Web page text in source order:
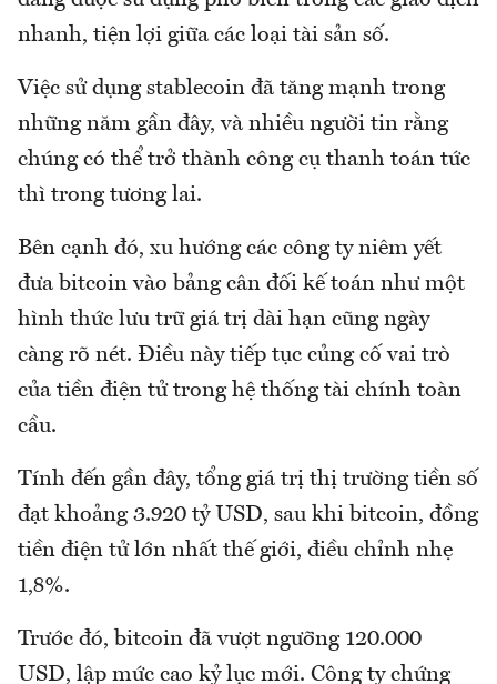
nhanh, tiện lợi giữa các loại tài sản số.
Việc sử dụng stablecoin đã tăng mạnh trong
những năm gần đây, và nhiều người tin rằng
chúng có thể trở thành công cụ thanh toán tức
thì trong tương lai.
Bên cạnh đó, xu hướng các công ty niêm yết
đưa bitcoin vào bảng cân đối kế toán như một
hình thức lưu trữ giá trị dài hạn cũng ngày
càng rõ nét. Điều này tiếp tục củng cố vai trò
của tiền điện tử trong hệ thống tài chính toàn
cầu.
Tính đến gần đây, tổng giá trị thị trường tiền số
đạt khoảng 3.920 tỷ USD, sau khi bitcoin, đồng
tiền điện tử lớn nhất thế giới, điều chỉnh nhẹ
1,8%.
Trước đó, bitcoin đã vượt ngưỡng 120.000
USD, lập mức cao kỷ lục mới. Công ty chứng